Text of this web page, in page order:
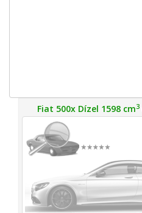
Fiat 500x Dízel 1598 cm3